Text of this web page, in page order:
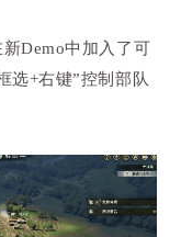
Demo中加入了可
选+右键”控制部队